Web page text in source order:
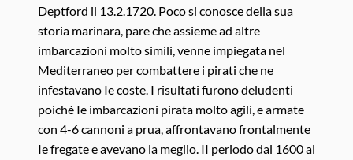
Deptford il 13.2.1720. Poco si conosce della sua
storia marinara, pare che assieme ad altre
imbarcazioni molto simili, venne impiegata nel
Mediterraneo per combattere i pirati che ne
infestavano Ie coste. I risultati furono deludenti
poiché Ie imbarcazioni pirata molto agili, e armate
con 4-6 cannoni a prua, affrontavano frontalmente
Ie fregate e avevano la meglio. II periodo dal 1600 al